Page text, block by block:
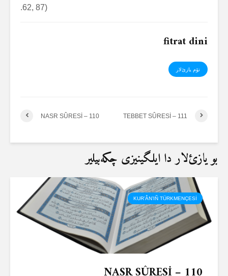
62, 87).
fitrat dini
تۆم یازئ‌لار
NASR SÛRESİ – 110 TEBBET SÛRESİ – 111
بو یازئ‌لار دا ایلگینیزی چکەبیلیر
KUR’ÂN’IÑ TÜRKMENÇESİ